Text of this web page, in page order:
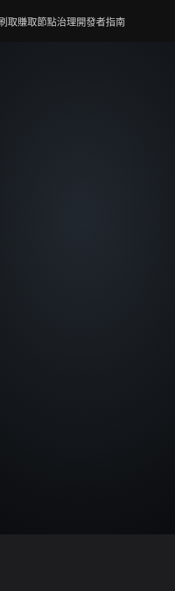
取賺取節點治理開發者指南